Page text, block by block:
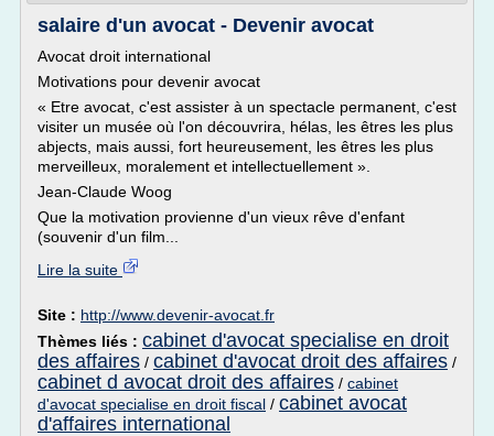
salaire d'un avocat - Devenir avocat
Avocat droit international
Motivations pour devenir avocat
« Etre avocat, c'est assister à un spectacle permanent, c'est
visiter un musée où l'on découvrira, hélas, les êtres les plus
abjects, mais aussi, fort heureusement, les êtres les plus
merveilleux, moralement et intellectuellement ».
Jean-Claude Woog
Que la motivation provienne d'un vieux rêve d'enfant
(souvenir d'un film...
Lire la suite
Site : http://www.devenir-avocat.fr
Thèmes liés : cabinet d'avocat specialise en droit
des affaires / cabinet d'avocat droit des affaires /
cabinet d avocat droit des affaires / cabinet
d'avocat specialise en droit fiscal / cabinet avocat
d'affaires international